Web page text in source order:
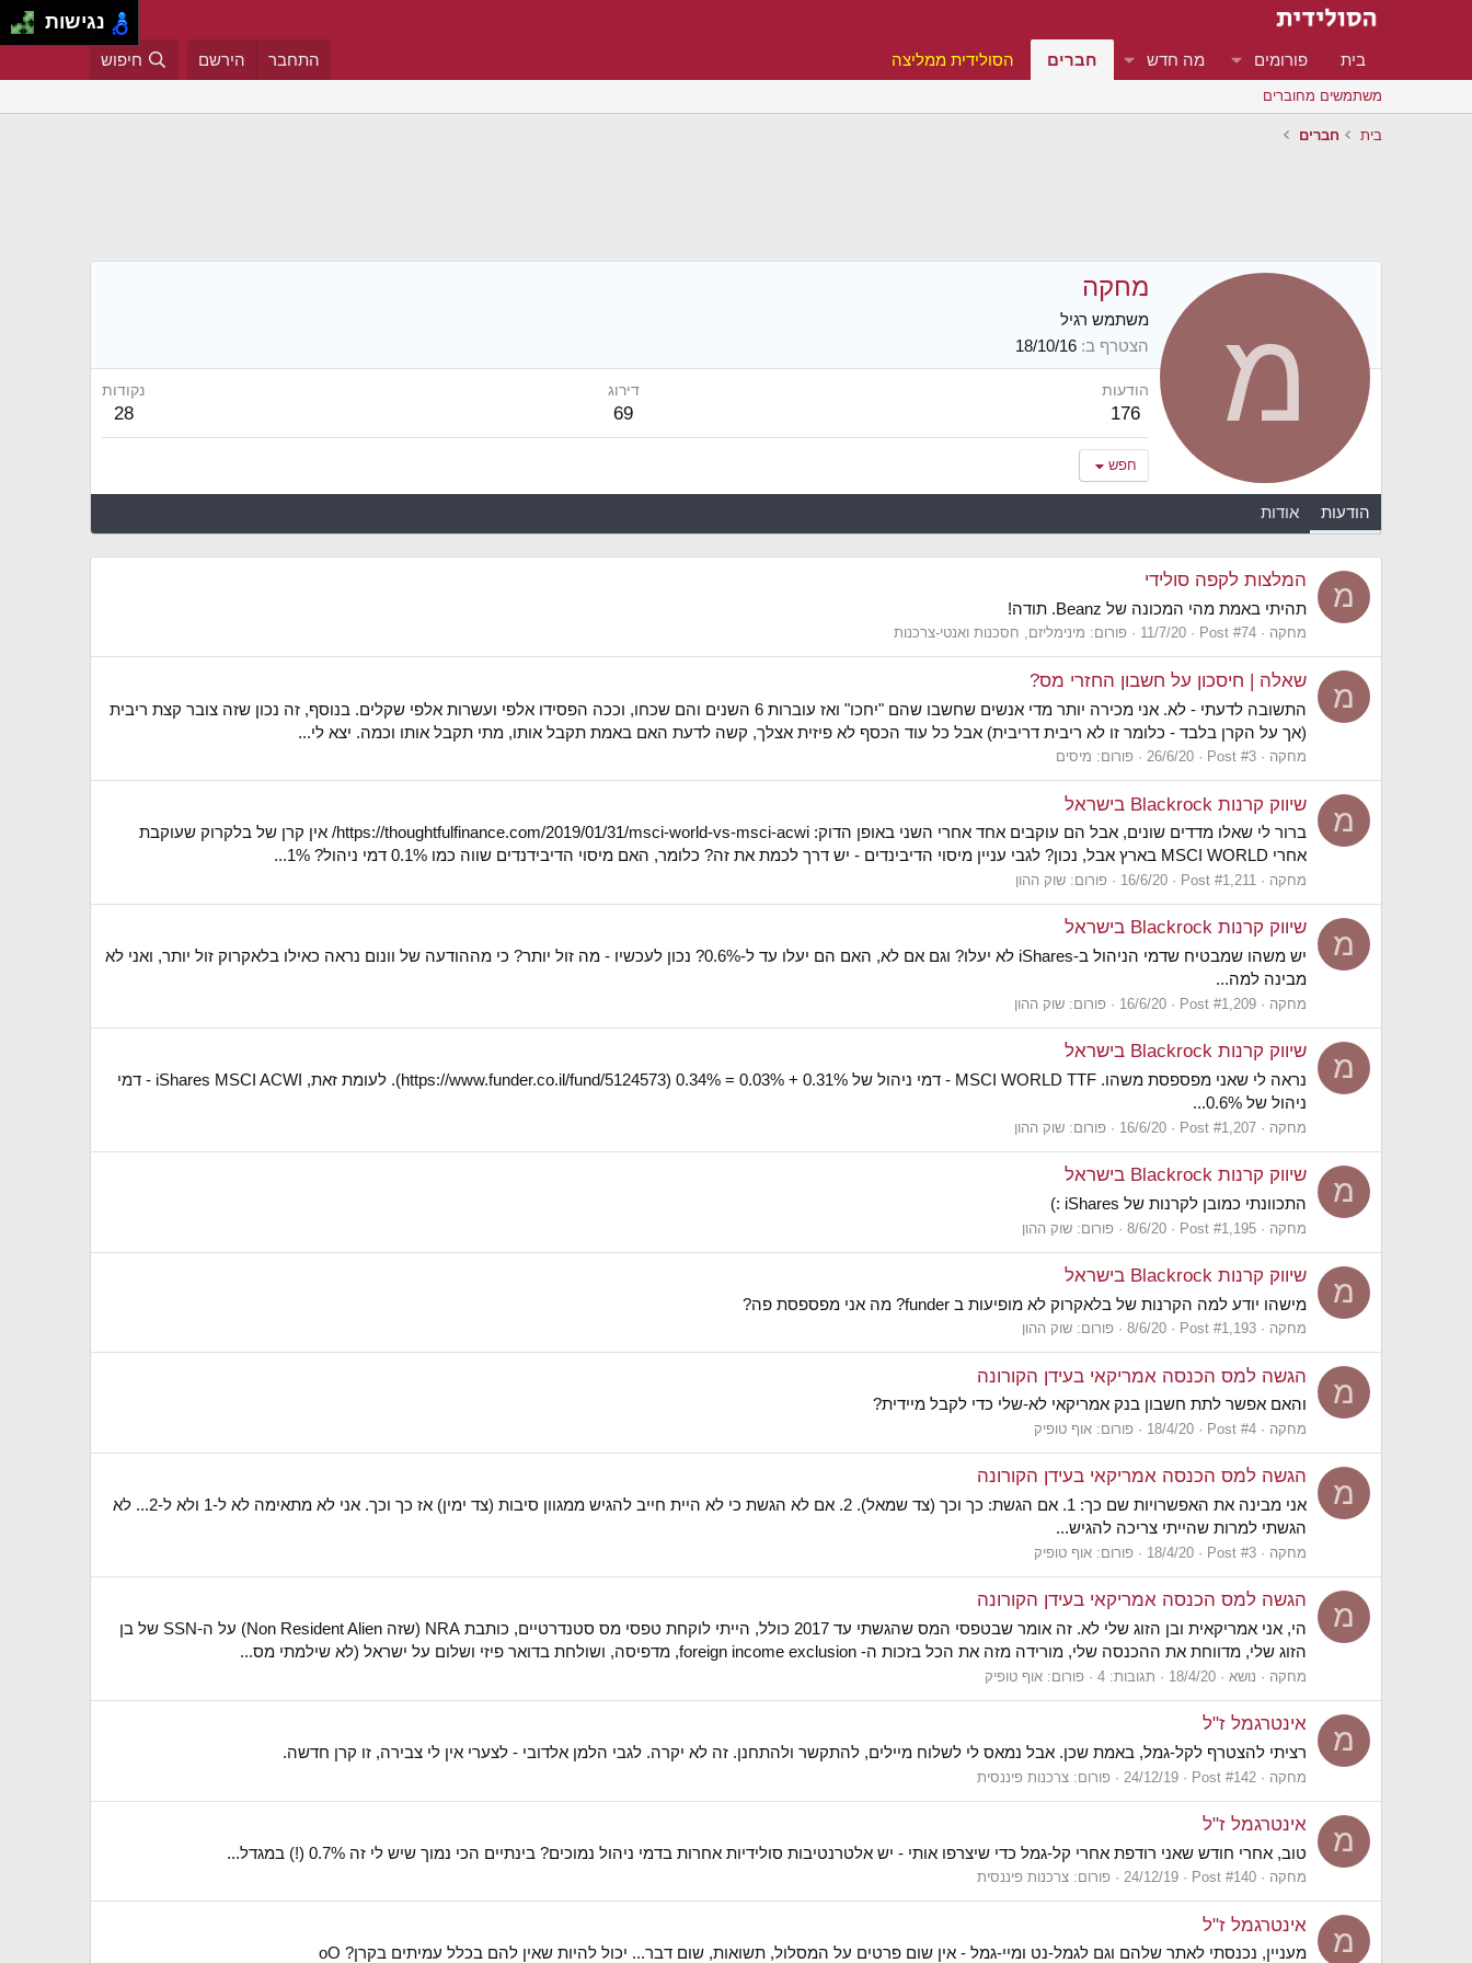
בית פורומים מה חדש חברים הסולידית ממליצה התחבר הירשם חיפוש
משתמשים מחוברים
בית חברים
מ
מחקה
משתמש רגיל
הצטרף ב 18/10/16
הודעות
176
דירוג
69
נקודות
28
חפש
הודעות אודות
מ המלצות לקפה סולידי
תהיתי באמת מהי המכונה של Beanz. תודה!
מחקה Post #74
11/7/20 פורום: מינימליזם, חסכנות ואנטי-צרכנות
מ שאלה | חיסכון על חשבון החזרי מס?
התשובה לדעתי - לא. אני מכירה יותר מדי אנשים שחשבו שהם "יחכו" ואז עוברות 6 השנים והם שכחו, וככה הפסידו אלפי ועשרות אלפי שקלים. בנוסף, זה נכון שזה צובר קצת ריבית
(אך על הקרן בלבד - כלומר זו לא ריבית דריבית) אבל כל עוד הכסף לא פיזית אצלך, קשה לדעת האם באמת תקבל אותו, מתי תקבל אותו וכמה. יצא לי...
מחקה Post #3
26/6/20 פורום: מיסים
מ שיווק קרנות Blackrock בישראל
ברור לי שאלו מדדים שונים, אבל הם עוקבים אחד אחרי השני באופן הדוק: https://thoughtfulfinance.com/2019/01/31/msci-world-vs-msci-acwi/ אין קרן של בלקרוק שעוקבת
אחרי MSCI WORLD בארץ אבל, נכון? לגבי עניין מיסוי הדיבינדים - יש דרך לכמת את זה? כלומר, האם מיסוי הדיבידנדים שווה כמו 0.1% דמי ניהול? 1%...
מחקה Post #1,211
16/6/20 פורום: שוק ההון
מ שיווק קרנות Blackrock בישראל
יש משהו שמבטיח שדמי הניהול ב-iShares לא יעלו? וגם אם לא, האם הם יעלו עד ל-0.6%? נכון לעכשיו - מה זול יותר? כי מההודעה של וונום נראה כאילו בלאקרוק זול יותר, ואני לא
מבינה למה...
מחקה Post #1,209
16/6/20 פורום: שוק ההון
מ שיווק קרנות Blackrock בישראל
נראה לי שאני מפספסת משהו. MSCI WORLD TTF - דמי ניהול של 0.31% + 0.03% = 0.34% (https://www.funder.co.il/fund/5124573). לעומת זאת, iShares MSCI ACWI - דמי
ניהול של 0.6%...
מחקה Post #1,207
16/6/20 פורום: שוק ההון
מ שיווק קרנות Blackrock בישראל
התכוונתי כמובן לקרנות של iShares :)
מחקה Post #1,195
8/6/20 פורום: שוק ההון
מ שיווק קרנות Blackrock בישראל
מישהו יודע למה הקרנות של בלאקרוק לא מופיעות ב funder? מה אני מפספסת פה?
מחקה Post #1,193
8/6/20 פורום: שוק ההון
מ הגשה למס הכנסה אמריקאי בעידן הקורונה
והאם אפשר לתת חשבון בנק אמריקאי לא-שלי כדי לקבל מיידית?
מחקה Post #4
18/4/20 פורום: אוף טופיק
מ הגשה למס הכנסה אמריקאי בעידן הקורונה
אני מבינה את האפשרויות שם כך: 1. אם הגשת: כך וכך (צד שמאל). 2. אם לא הגשת כי לא היית חייב להגיש ממגוון סיבות (צד ימין) אז כך וכך. אני לא מתאימה לא ל-1 ולא ל-2... לא
הגשתי למרות שהייתי צריכה להגיש...
מחקה Post #3
18/4/20 פורום: אוף טופיק
מ הגשה למס הכנסה אמריקאי בעידן הקורונה
הי, אני אמריקאית ובן הזוג שלי לא. זה אומר שבטפסי המס שהגשתי עד 2017 כולל, הייתי לוקחת טפסי מס סטנדרטיים, כותבת NRA (שזה Non Resident Alien) על ה-SSN של בן
הזוג שלי, מדווחת את ההכנסה שלי, מורידה מזה את הכל בזכות ה- foreign income exclusion, מדפיסה, ושולחת בדואר פיזי ושלום על ישראל (לא שילמתי מס...
מחקה נושא 18/4/20 תגובות: 4 פורום: אוף טופיק
מ אינטרגמל ז"ל
רציתי להצטרף לקל-גמל, באמת שכן. אבל נמאס לי לשלוח מיילים, להתקשר ולהתחנן. זה לא יקרה. לגבי הלמן אלדובי - לצערי אין לי צבירה, זו קרן חדשה.
מחקה Post #142
24/12/19 פורום: צרכנות פיננסית
מ אינטרגמל ז"ל
טוב, אחרי חודש שאני רודפת אחרי קל-גמל כדי שיצרפו אותי - יש אלטרנטיבות סולידיות אחרות בדמי ניהול נמוכים? בינתיים הכי נמוך שיש לי זה 0.7% (!) במגדל...
מחקה Post #140
24/12/19 פורום: צרכנות פיננסית
מ אינטרגמל ז"ל
מעניין, נכנסתי לאתר שלהם וגם לגמל-נט ומיי-גמל - אין שום פרטים על המסלול, תשואות, שום דבר... יכול להיות שאין להם בכלל עמיתים בקרן? oO
נגישות